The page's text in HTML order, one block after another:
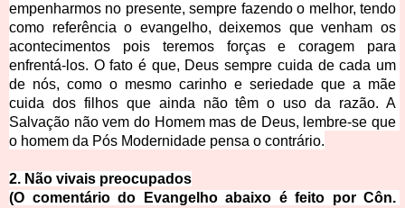
empenharmos no presente, sempre fazendo o melhor, tendo
como referência o evangelho, deixemos que venham os
acontecimentos pois teremos forças e coragem para
enfrentá-los. O fato é que, Deus sempre cuida de cada um
de nós, como o mesmo carinho e seriedade que a mãe
cuida dos filhos que ainda não têm o uso da razão. A
Salvação não vem do Homem mas de Deus, lembre-se que
o homem da Pós Modernidade pensa o contrário.
2. Não vivais preocupados
(O comentário do Evangelho abaixo é feito por Côn.